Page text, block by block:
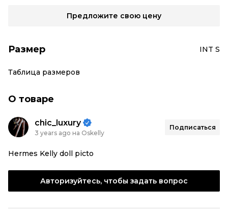
Предложите свою цену
Размер INT S
Таблица размеров
О товаре
chic_luxury
3 years ago на Oskelly
Подписаться
Hermes Kelly doll picto
Авторизуйтесь, чтобы задать вопрос